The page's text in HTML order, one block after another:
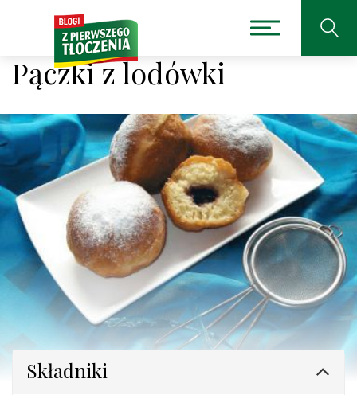
Pączki z lodówki
Składniki